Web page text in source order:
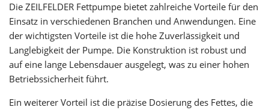
Die ZEILFELDER Fettpumpe bietet zahlreiche Vorteile für den
Einsatz in verschiedenen Branchen und Anwendungen. Eine
der wichtigsten Vorteile ist die hohe Zuverlässigkeit und
Langlebigkeit der Pumpe. Die Konstruktion ist robust und
auf eine lange Lebensdauer ausgelegt, was zu einer hohen
Betriebssicherheit führt.
Ein weiterer Vorteil ist die präzise Dosierung des Fettes, die